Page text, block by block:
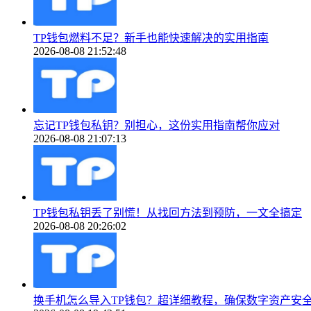
TP钱包燃料不足？新手也能快速解决的实用指南
2026-08-08 21:52:48
忘记TP钱包私钥？别担心，这份实用指南帮你应对
2026-08-08 21:07:13
TP钱包私钥丢了别慌！从找回方法到预防，一文全搞定
2026-08-08 20:26:02
换手机怎么导入TP钱包？超详细教程，确保数字资产安